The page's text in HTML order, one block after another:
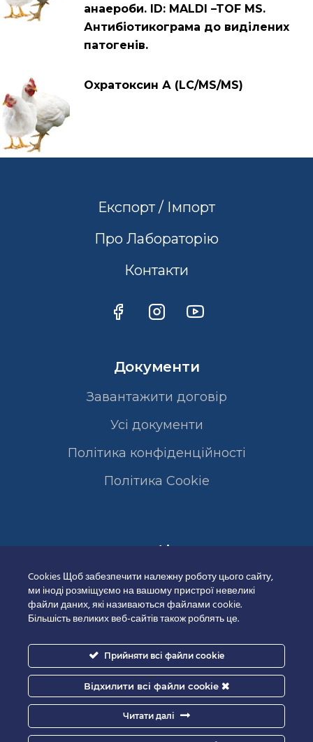
анаероби. ID: MALDI –TOF MS.
Антибіотикограма до виділених
патогенів.
Охратокcин А (LC/MS/MS)
Експорт / Імпорт
Про Лабораторію
Контакти
Документи
Завантажити договір
Усі документи
Політика конфіденційності
Полiтика Cookie
Сертифікати
Cookies Щоб забезпечити належну роботу цього сайту,
ми іноді розміщуємо на вашому пристрої невеликі
файли даних, які називаються файлами cookie.
Більшість великих веб-сайтів також роблять це.
Прийняти всі файли cookie
Відхилити всі файли cookie
Читати далі